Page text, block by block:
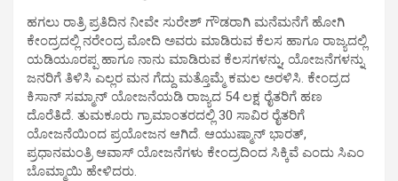
ಹಗಲು ರಾತ್ರಿ ಪ್ರತಿದಿನ ನೀವೇ ಸುರೇಶ್ ಗೌಡರಾಗಿ ಮನೆಮನೆಗೆ ಹೋಗಿ
ಕೇಂದ್ರದಲ್ಲಿ ನರೇಂದ್ರ ಮೋದಿ ಅವರು ಮಾಡಿರುವ ಕೆಲಸ ಹಾಗೂ ರಾಜ್ಯದಲ್ಲಿ
ಯಡಿಯೂರಪ್ಪ ಹಾಗೂ ನಾನು ಮಾಡಿರುವ ಕೆಲಸಗಳನ್ನು, ಯೋಜನೆಗಳನ್ನು
ಜನರಿಗೆ ತಿಳಿಸಿ ಎಲ್ಲರ ಮನ ಗೆದ್ದು ಮತ್ತೊಮ್ಮೆ ಕಮಲ ಅರಳಿಸಿ. ಕೇಂದ್ರದ
ಕಿಸಾನ್ ಸಮ್ಮಾನ್ ಯೋಜನೆಯಡಿ ರಾಜ್ಯದ 54 ಲಕ್ಷ ರೈತರಿಗೆ ಹಣ
ದೊರೆತಿದೆ. ತುಮಕೂರು ಗ್ರಾಮಾಂತರದಲ್ಲಿ 30 ಸಾವಿರ ರೈತರಿಗೆ
ಯೋಜನೆಯಿಂದ ಪ್ರಯೋಜನ ಆಗಿದೆ. ಆಯುಷ್ಮಾನ್ ಭಾರತ್,
ಪ್ರಧಾನಮಂತ್ರಿ ಆವಾಸ್ ಯೋಜನೆಗಳು ಕೇಂದ್ರದಿಂದ ಸಿಕ್ಕಿವೆ ಎಂದು ಸಿಎಂ
ಬೊಮ್ಮಾಯಿ ಹೇಳಿದರು.